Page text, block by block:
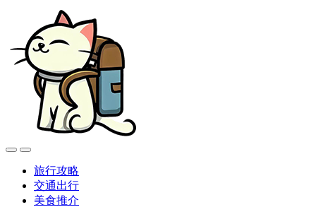
旅行攻略
交通出行
美食推介